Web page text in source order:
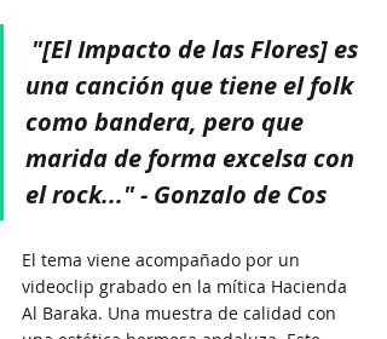
"[El Impacto de las Flores] es
una canción que tiene el folk
como bandera, pero que
marida de forma excelsa con
el rock..." - Gonzalo de Cos
El tema viene acompañado por un
videoclip grabado en la mítica Hacienda
Al Baraka. Una muestra de calidad con